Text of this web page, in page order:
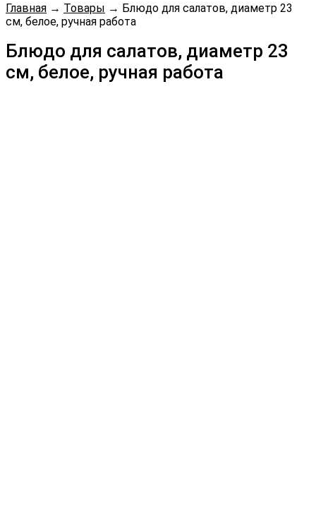
Главная → Товары → Блюдо для салатов, диаметр 23
см, белое, ручная работа
Блюдо для салатов, диаметр 23
см, белое, ручная работа